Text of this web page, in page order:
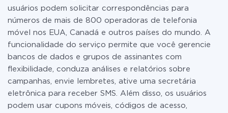
usuários podem solicitar correspondências para
números de mais de 800 operadoras de telefonia
móvel nos EUA, Canadá e outros países do mundo. A
funcionalidade do serviço permite que você gerencie
bancos de dados e grupos de assinantes com
flexibilidade, conduza análises e relatórios sobre
campanhas, envie lembretes, ative uma secretária
eletrônica para receber SMS. Além disso, os usuários
podem usar cupons móveis, códigos de acesso,